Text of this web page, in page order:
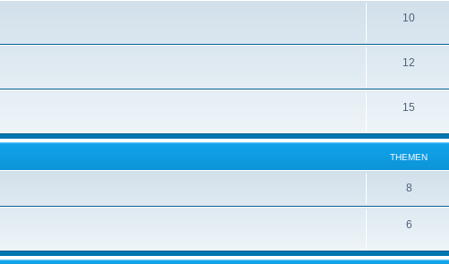
10
12
15
THEMEN
8
6